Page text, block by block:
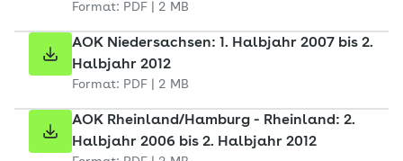
Format: PDF | 2 MB
AOK Niedersachsen: 1. Halbjahr 2007 bis 2.
Halbjahr 2012
Format: PDF | 2 MB
AOK Rheinland/Hamburg - Rheinland: 2.
Halbjahr 2006 bis 2. Halbjahr 2012